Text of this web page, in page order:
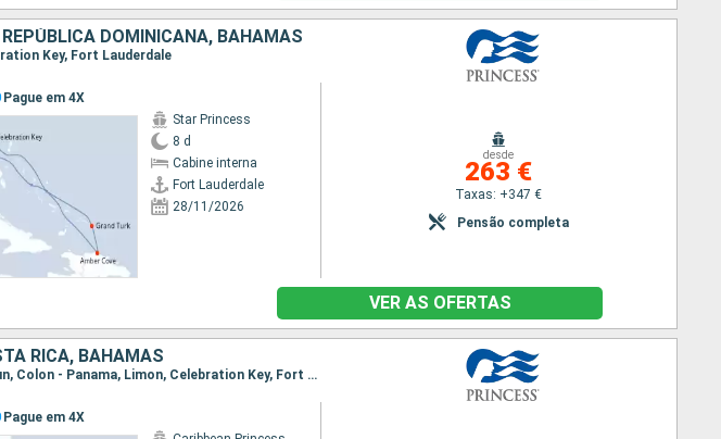
DOMINICANA, BAHAMAS
Key, Fort Lauderdale
Pague em 4X
Star Princess
8 d
Cabine interna
Fort Lauderdale
28/11/2026
desde
263 €
Taxas: +347 €
Pensão completa
VER AS OFERTAS
RICA, BAHAMAS
Itinerário : Fort Lauderdale, Klein Curacao, Cartagena, Gatun, Colon - Panama, Limon, Celebration Key, Fort Lauderdale
Pague em 4X